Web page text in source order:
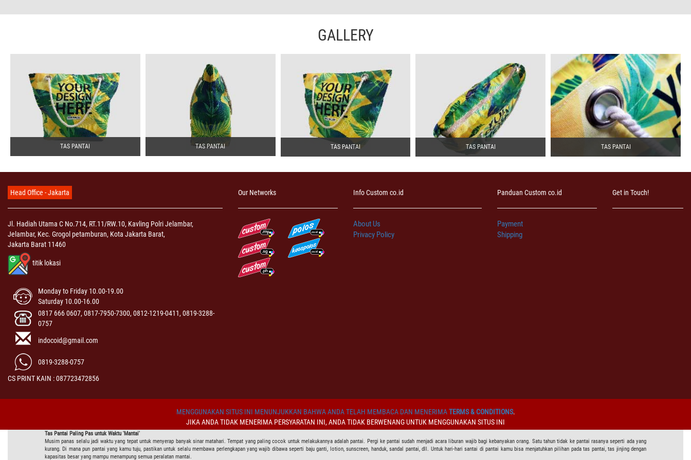
GALLERY
TAS PANTAI TAS PANTAI TAS PANTAI TAS PANTAI TAS PANTAI
Head Office - Jakarta
Jl. Hadiah Utama C No.714, RT.11/RW.10, Kavling Polri Jelambar,
Jelambar, Kec. Grogol petamburan, Kota Jakarta Barat,
Jakarta Barat 11460
titik lokasi
Monday to Friday 10.00-19.00
Saturday 10.00-16.00
0817 666 0607, 0817-7950-7300, 0812-1219-0411, 0819-3288-
0757
indocoid@gmail.com
0819-3288-0757
CS PRINT KAIN : 087723472856
Our Networks Info Custom co.id
About Us
Privacy Policy
Panduan Custom co.id
Payment
Shipping
Get in Touch!
MENGGUNAKAN SITUS INI MENUNJUKKAN BAHWA ANDA TELAH MEMBACA DAN MENERIMATERMS & CONDITIONS.
JIKA ANDA TIDAK MENERIMA PERSYARATAN INI, ANDA TIDAK BERWENANG UNTUK MENGGUNAKAN SITUS INI
Tas Pantai Paling Pas untuk Waktu 'Mantai'
Musim panas selalu jadi waktu yang tepat untuk menyerap banyak sinar matahari. Tempat yang paling cocok untuk melakukannya adalah pantai. Pergi ke pantai sudah menjadi acara liburan wajib bagi kebanyakan orang. Satu tahun tidak ke pantai rasanya seperti ada yang
kurang. Di mana pun pantai yang kamu tuju, pastikan untuk selalu membawa perlengkapan yang wajib dibawa seperti baju ganti, lotion, sunscreen, handuk, sandal pantai, dll. Untuk hari-hari santai di pantai kamu bisa menjatuhkan pilihan pada tas pantai, tas jinjing dengan
kapasitas besar yang mampu menampung semua peralatan mantai.